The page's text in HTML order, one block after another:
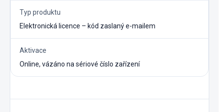
Typ produktu
Elektronická licence – kód zaslaný e-mailem
Aktivace
Online, vázáno na sériové číslo zařízení